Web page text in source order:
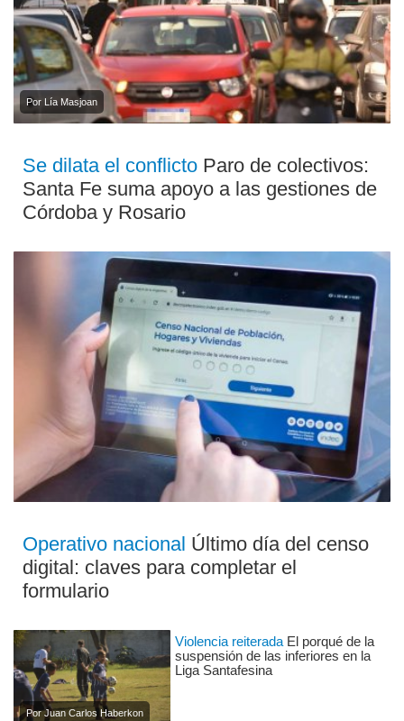
Por Lía Masjoan
Se dilata el conflicto Paro de colectivos:
Santa Fe suma apoyo a las gestiones de
Córdoba y Rosario
Operativo nacional Último día del censo
digital: claves para completar el
formulario
Por Juan Carlos Haberkon
Violencia reiterada El porqué de la
suspensión de las inferiores en la
Liga Santafesina